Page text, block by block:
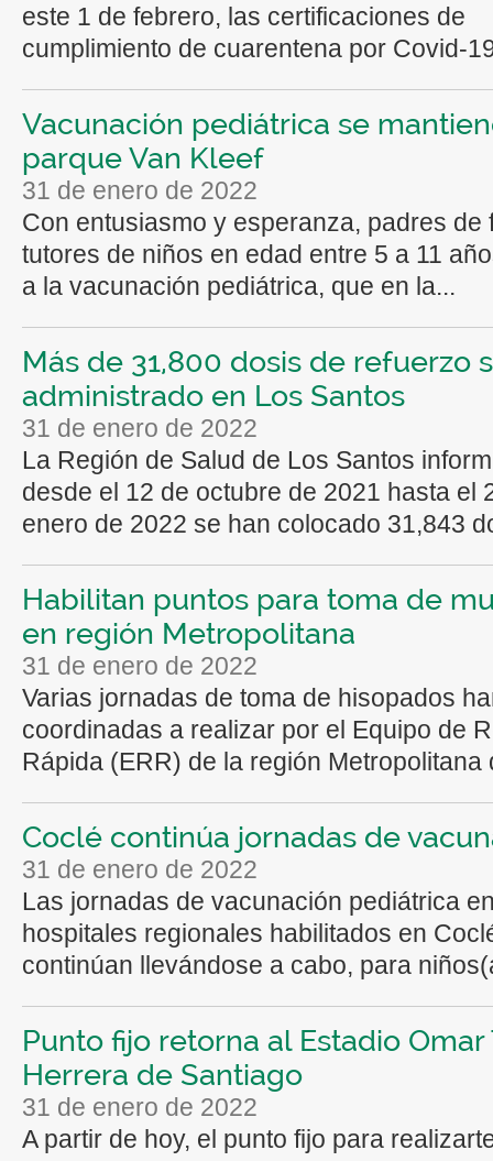
este 1 de febrero, las certificaciones de
cumplimiento de cuarentena por Covid-
Vacunación pediátrica se
parque Van Kleef
31 de enero de 2022
Con entusiasmo y esperanza, padres de
tutores de niños en edad entre 5 a 11
a la vacunación pediátrica, que en la...
Más de 31,800 dosis de refuerzo
administrado en Los Santos
31 de enero de 2022
La Región de Salud de Los Santos
desde el 12 de octubre de 2021 hasta el
enero de 2022 se han colocado 31,843
Habilitan puntos para toma de
en región Metropolitana
31 de enero de 2022
Varias jornadas de toma de hisopados
coordinadas a realizar por el Equipo de
Rápida (ERR) de la región Metropolitana
Coclé continúa jornadas de
31 de enero de 2022
Las jornadas de vacunación pediátrica
hospitales regionales habilitados en
continúan llevándose a cabo, para
Punto fijo retorna al Estadio Omar
Herrera de Santiago
31 de enero de 2022
A partir de hoy, el punto fijo para